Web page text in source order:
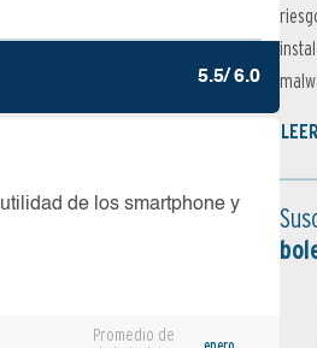
5.5/ 6.0
de los smartphone y
Promedio de
enero